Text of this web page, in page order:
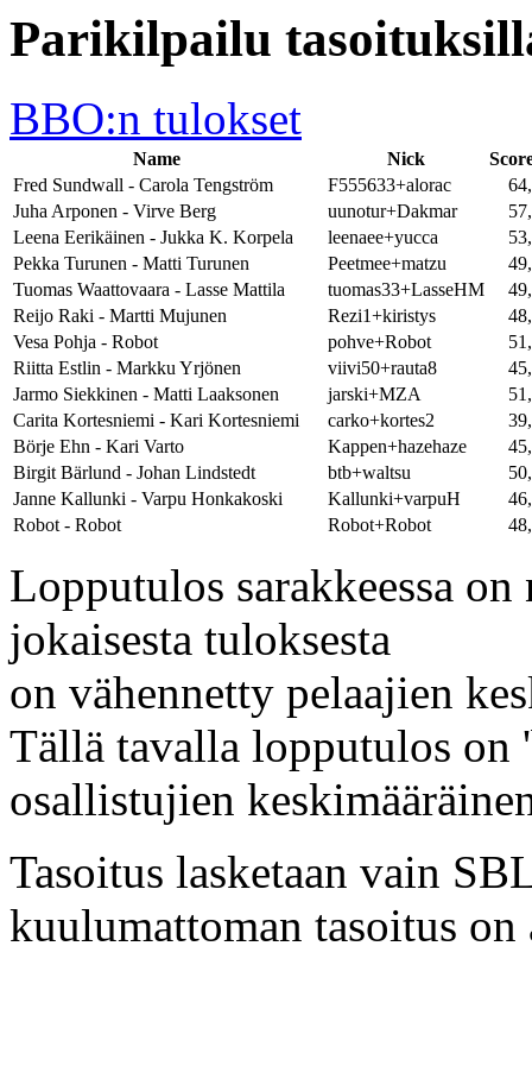
Parikilpailu
BBO:n tulokset
Name Nick
Fred Sundwall - Carola Tengström
F555633+alorac
Juha Arponen - Virve Berg
uunotur+Dakmar
Leena Eerikäinen - Jukka K. Korpela
leenaee+yucca
Pekka Turunen - Matti Turunen
Peetmee+matzu
Tuomas Waattovaara - Lasse Mattila
tuomas33+LasseHM
Reijo Raki - Martti Mujunen
Rezi1+kiristys
Vesa Pohja - Robot
pohve+Robot
Riitta Estlin - Markku Yrjönen
viivi50+rauta8
Jarmo Siekkinen - Matti Laaksonen
jarski+MZA
Carita Kortesniemi - Kari Kortesniemi
carko+kortes2
Börje Ehn - Kari Varto
Kappen+hazehaze
Birgit Bärlund - Johan Lindstedt
btb+waltsu
Janne Kallunki - Varpu Honkakoski
Kallunki+varpuH
Robot - Robot
Robot+Robot
Lopputulos sarakkeessa
jokaisesta tuloksesta
on vähennetty pelaajien
Tällä tavalla lopputulos
osallistujien
Tasoitus lasketaan vain
kuulumattoman tasoitus